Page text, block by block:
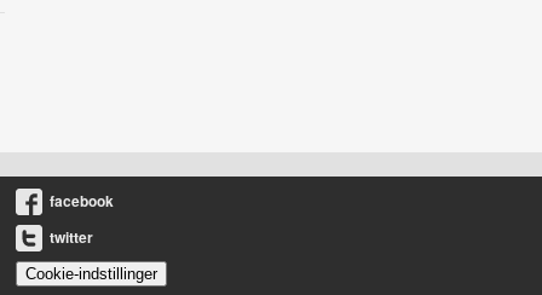
facebook
twitter
Cookie-indstillinger